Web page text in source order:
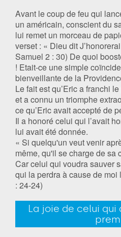
Avant le coup de feu qui
un américain, conscient du
lui remet un morceau de
verset : « Dieu dit
Samuel 2 : 30) De quoi
! Etait-ce une simple
bienveillante de la
Le fait est qu’Eric a franchi
et a connu un triomphe
ce qu’Eric avait accepté de
Il a honoré celui qui l’avait
lui avait été donnée.
« Si quelqu'un veut venir
même, qu'il se charge de sa
Car celui qui voudra sauver
qui la perdra à cause de
: 24-24)
La joie de celui qui